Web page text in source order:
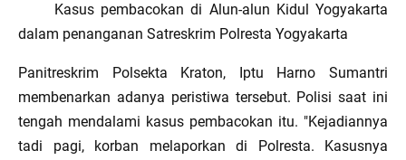
Kasus pembacokan di Alun-alun Kidul Yogyakarta
dalam penanganan Satreskrim Polresta Yogyakarta
Panitreskrim Polsekta Kraton, Iptu Harno Sumantri
membenarkan adanya peristiwa tersebut. Polisi saat ini
tengah mendalami kasus pembacokan itu. "Kejadiannya
tadi pagi, korban melaporkan di Polresta. Kasusnya